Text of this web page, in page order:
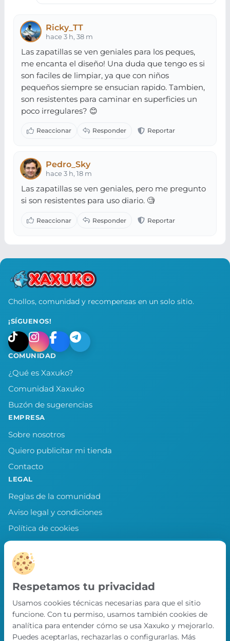
Ricky_TT
hace 3 h, 38 m
Las zapatillas se ven geniales para los peques,
me encanta el diseño! Una duda que tengo es si
son faciles de limpiar, ya que con niños
pequeños siempre se ensucian rapido. Tambien,
son resistentes para caminar en superficies un
poco irregulares? 😊
Pedro_Sky
hace 3 h, 18 m
Las zapatillas se ven geniales, pero me pregunto
si son resistentes para uso diario. 🧐
Chollos, comunidad y recompensas en un solo sitio.
¡SÍGUENOS!
COMUNIDAD
¿Qué es Xaxuko?
Comunidad Xaxuko
Buzón de sugerencias
EMPRESA
Sobre nosotros
Quiero publicitar mi tienda
Contacto
LEGAL
Reglas de la comunidad
Aviso legal y condiciones
Política de cookies
Política de privacidad
Preferencias de cookies
LLEVA XAXUKO CONTIGO
Chollos, misiones y recompensas desde
nuestra APP.
PRÓXIMAMENTE EN
App Store
Respetamos tu privacidad
Usamos cookies técnicas necesarias para que el sitio
funcione. Con tu permiso, usamos también cookies de
analítica para entender cómo se usa Xaxuko y mejorarlo.
Puedes aceptarlas, rechazarlas o configurarlas. Más